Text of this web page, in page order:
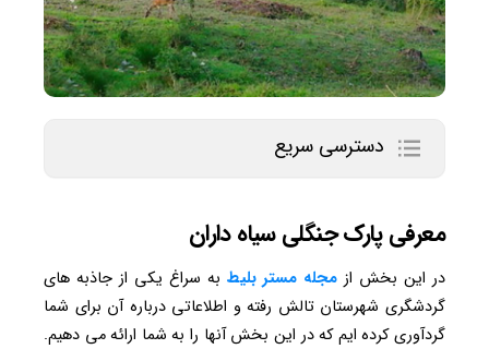
دسترسی سریع
معرفی پارک جنگلی سیاه داران
در این بخش از مجله مستر بلیط به سراغ یکی از جاذبه های
گردشگری شهرستان تالش رفته و اطلاعاتی درباره آن برای شما
گردآوری کرده ایم که در این بخش آنها را به شما ارائه می دهیم.